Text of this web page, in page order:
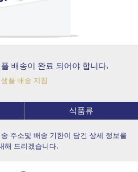
배송이 완료 되어야 합니다.
샘플 배송 지침
식품류
주소및 배송 기한이 담긴 상세 정보를
해 드리겠습니다.